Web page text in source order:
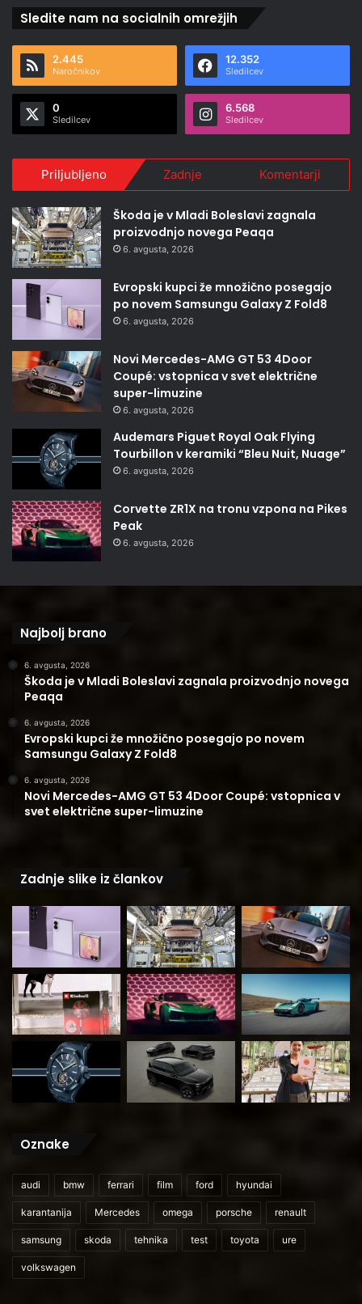
Sledite nam na socialnih omrežjih
2.445
Naročnikov
12.352
Sledilcev
0
Sledilcev
6.568
Sledilcev
Priljubljeno Zadnje Komentarji
Škoda je v Mladi Boleslavi zagnala
proizvodnjo novega Peaqa
6. avgusta, 2026
Evropski kupci že množično posegajo
po novem Samsungu Galaxy Z Fold8
6. avgusta, 2026
Novi Mercedes-AMG GT 53 4Door
Coupé: vstopnica v svet električne
super-limuzine
6. avgusta, 2026
Audemars Piguet Royal Oak Flying
Tourbillon v keramiki “Bleu Nuit, Nuage”
6. avgusta, 2026
Corvette ZR1X na tronu vzpona na Pikes
Peak
6. avgusta, 2026
Najbolj brano
6. avgusta, 2026
Škoda je v Mladi Boleslavi zagnala proizvodnjo novega
Peaqa
6. avgusta, 2026
Evropski kupci že množično posegajo po novem
Samsungu Galaxy Z Fold8
6. avgusta, 2026
Novi Mercedes-AMG GT 53 4Door Coupé: vstopnica v
svet električne super-limuzine
Zadnje slike iz člankov
Oznake
audi bmw ferrari film ford hyundai
karantanija Mercedes omega porsche renault
samsung skoda tehnika test toyota ure
volkswagen